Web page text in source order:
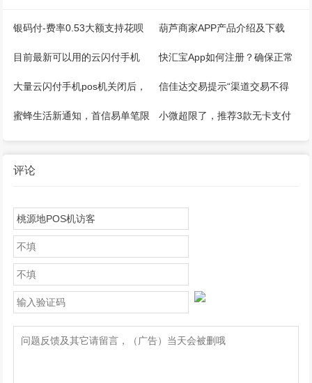
银码付-费率0.53大额支持花呗
微信，注册开通教程
葫芦商家APP产品介绍及下载
目前最新可以用的云闪付手机
pos机推荐！
快汇宝App如何注册？确保正常
能用！
大量云闪付手机pos机关闭后，
怎么继续刷卡？
信佳达交易提示“渠道交易不得
大于100”还能用吗？其他解决方
蜜蜂生活新通知，首信易单笔限
小微超限了，推荐3款无卡支付
评论